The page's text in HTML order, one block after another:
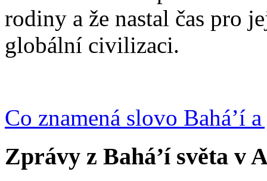
rodiny a že nastal čas pro
globální civilizaci.
Co znamená slovo Bahá’í
Zprávy z Bahá’í světa v